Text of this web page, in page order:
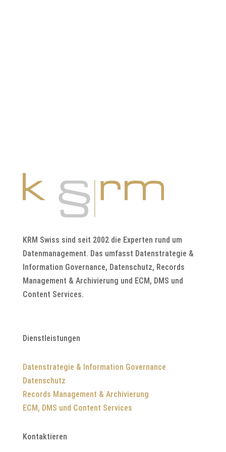
KRM Swiss sind seit 2002 die Experten rund um
Datenmanagement. Das umfasst Datenstrategie &
Information Governance, Datenschutz, Records
Management & Archivierung und ECM, DMS und
Content Services.
Dienstleistungen
Datenstrategie & Information Governance
Datenschutz
Records Management & Archivierung
ECM, DMS und Content Services
Kontaktieren